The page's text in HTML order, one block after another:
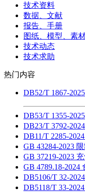
技术资料
数据、文献
报告、手册
图纸、模型、素
技术动态
技术求助
热门内容
DB52/T 1867-
DB53/T 1355-
DB23/T 3792-
DB11/T 2285-
GB 43284-2023
GB 37219-2023
GB 4789.18-
DB5106/T 32-
DB5118/T 33-